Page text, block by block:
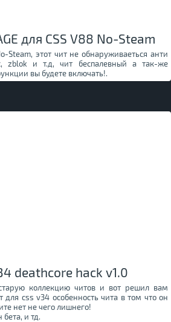
для CSS V88 No-Steam
Steam, этот чит не обнаруживаеться анти
zblok и т.д, чит беспалевный а так-же
вы будете включать!.
deathcore hack v1.0
коллекцию читов и вот решил вам
css v34 особенность чита в том что он
нет не чего лишнего!
бета, и тд.